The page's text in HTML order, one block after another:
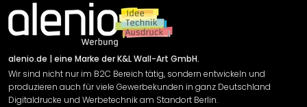
Newsletter An-/Abmeldung
Sendungsverfolgung
Impressum
Versand & Zahlung
Rücksendung
Widerrufsrecht
Datenschutzerklärung
alenio.de | eine Marke der K&L Wall-Art GmbH.
Wir sind nicht nur im B2C Bereich tätig, sondern entwickeln und
produzieren auch für viele Gewerbekunden in ganz Deutschland
Digitaldrucke und Werbetechnik am Standort Berlin.